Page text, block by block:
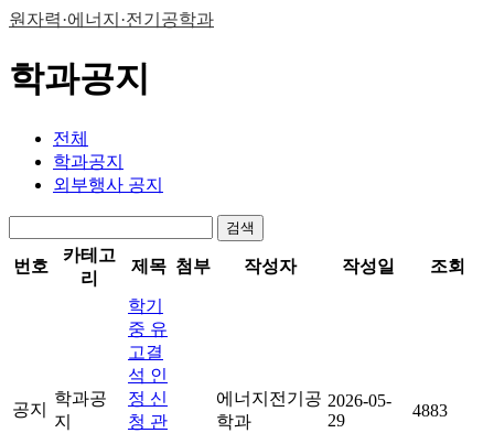
원자력·에너지·전기공학과
학과공지
전체
학과공지
외부행사 공지
검색
번호
카테고
리
제목 첨부 작성자 작성일 조회
공지
학과공
지
학기
중 유
고결
석 인
정 신
청 관
에너지전기공
학과
2026-05-
29
4883